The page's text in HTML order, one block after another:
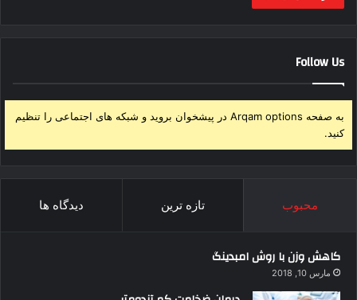
Follow Us
به صفحه Arqam options در پیشخوان بروید و شبکه های اجتماعی را تنظیم
کنید.
محبوب تازه ترین دیدگاه ها
کاهش وزن با روش امبدینگ
مارس 10, 2018